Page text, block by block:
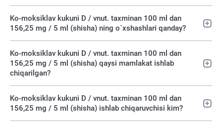
Ko-moksiklav kukuni D / vnut. taxminan 100 ml dan
156,25 mg / 5 ml (shisha) ning o`xshashlari qanday?
Ko-moksiklav kukuni D / vnut. taxminan 100 ml dan
156,25 mg / 5 ml (shisha) qaysi mamlakat ishlab
chiqarilgan?
Ko-moksiklav kukuni D / vnut. taxminan 100 ml dan
156,25 mg / 5 ml (shisha) ishlab chiqaruvchisi kim?